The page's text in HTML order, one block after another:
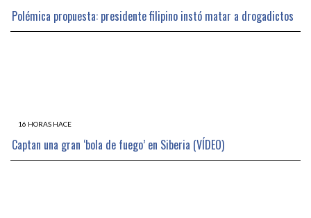
Polémica propuesta: presidente filipino instó matar a drogadictos
16 HORAS HACE
Captan una gran ‘bola de fuego’ en Siberia (VÍDEO)